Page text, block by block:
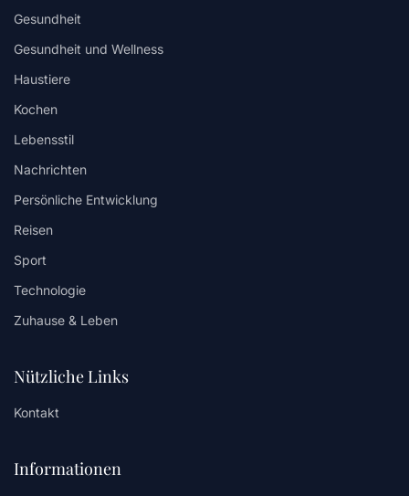
Gesundheit
Gesundheit und Wellness
Haustiere
Kochen
Lebensstil
Nachrichten
Persönliche Entwicklung
Reisen
Sport
Technologie
Zuhause & Leben
Nützliche Links
Kontakt
Informationen